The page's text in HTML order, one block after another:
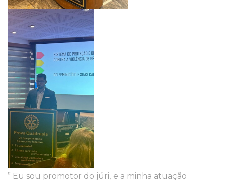
” Eu sou promotor do júri, e a minha atuação